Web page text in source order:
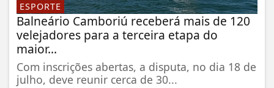
ESPORTE
Balneário Camboriú receberá mais de 120
velejadores para a terceira etapa do
maior...
Com inscrições abertas, a disputa, no dia 18 de
julho, deve reunir cerca de 30...